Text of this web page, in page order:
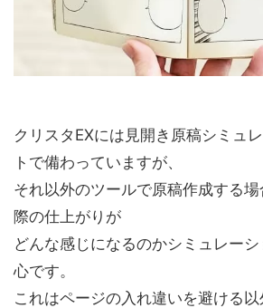
クリスタEXには見開き原稿シミュ
トで備わっていますが、
それ以外のツールで原稿作成する
際の仕上がりが
どんな感じになるのかシミュレー
心です。
これはページの入れ違いを避ける